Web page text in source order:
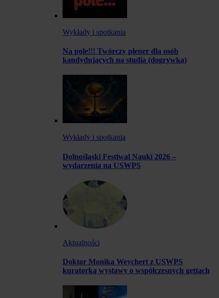
Wykłady i spotkania
Na pole!!! Twórczy plener dla osób
kandydujących na studia (dogrywka)
Wykłady i spotkania
Dolnośląski Festiwal Nauki 2026 –
wydarzenia na USWPS
Aktualności
Doktor Monika Weychert z USWPS
kuratorką wystawy o współczesnych gettach